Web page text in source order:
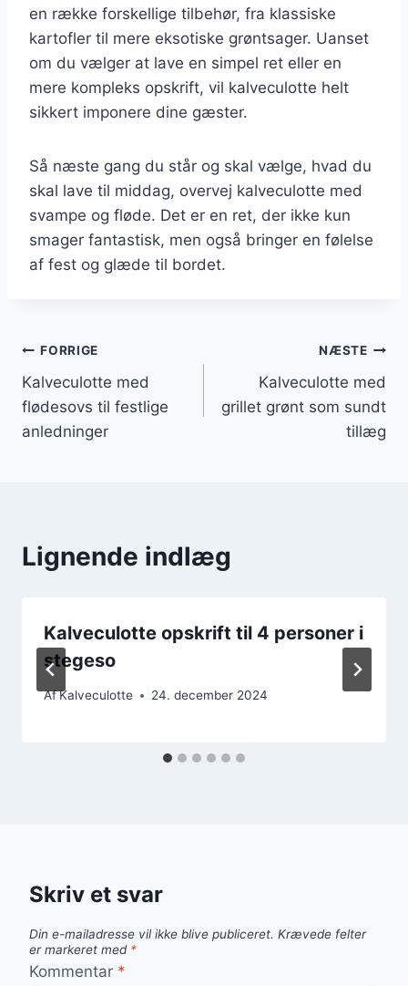
en række forskellige tilbehør, fra klassiske
kartofler til mere eksotiske grøntsager. Uanset
om du vælger at lave en simpel ret eller en
mere kompleks opskrift, vil kalveculotte helt
sikkert imponere dine gæster.
Så næste gang du står og skal vælge, hvad du
skal lave til middag, overvej kalveculotte med
svampe og fløde. Det er en ret, der ikke kun
smager fantastisk, men også bringer en følelse
af fest og glæde til bordet.
Indlægsnavigation
FORRIGE
Kalveculotte med
flødesovs til festlige
anledninger
NÆSTE
Kalveculotte med
grillet grønt som sundt
tillæg
Lignende indlæg
Kalveculotte opskrift til 4 personer i
stegeso
AfKalveculotte 24. december 2024
Skriv et svar
Din e-mailadresse vil ikke blive publiceret. Krævede felter
er markeret med *
Kommentar *